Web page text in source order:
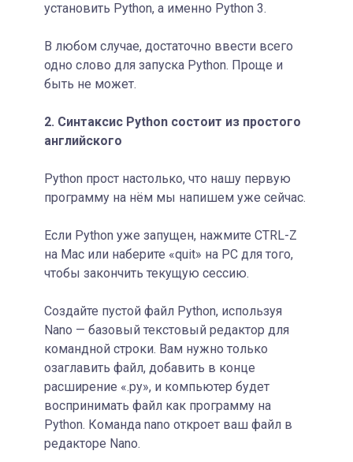
установить Python, а именно Python 3.
В любом случае, достаточно ввести всего
одно слово для запуска Python. Проще и
быть не может.
2. Синтаксис Python состоит из простого
английского
Python прост настолько, что нашу первую
программу на нём мы напишем уже сейчас.
Если Python уже запущен, нажмите CTRL-Z
на Mac или наберите «quit» на PC для того,
чтобы закончить текущую сессию.
Создайте пустой файл Python, используя
Nano — базовый текстовый редактор для
командной строки. Вам нужно только
озаглавить файл, добавить в конце
расширение «.py», и компьютер будет
воспринимать файл как программу на
Python. Команда nano откроет ваш файл в
редакторе Nano.